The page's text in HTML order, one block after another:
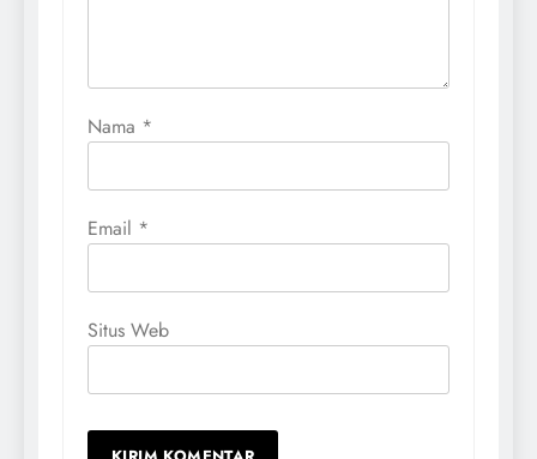
Nama *
Email *
Situs Web